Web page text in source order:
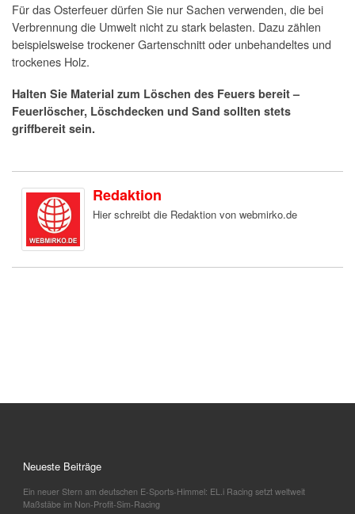
Für das Osterfeuer dürfen Sie nur Sachen verwenden, die bei
Verbrennung die Umwelt nicht zu stark belasten. Dazu zählen
beispielsweise trockener Gartenschnitt oder unbehandeltes und
trockenes Holz.
Halten Sie Material zum Löschen des Feuers bereit –
Feuerlöscher, Löschdecken und Sand sollten stets
griffbereit sein.
Redaktion
Hier schreibt die Redaktion von webmirko.de
Neueste Beiträge
Ein neuer Stern am deutschen E-Sports-Himmel: EL.i Racing setzt weltweit
Maßstäbe im Non-Profit-Sim-Racing